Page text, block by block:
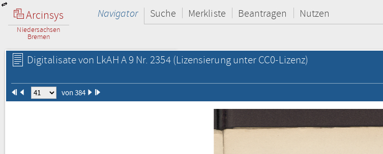
Arcinsys
Niedersachsen
Bremen
Navigator Suche Merkliste Beantragen Nutzen
Digitalisate von LkAH A 9 Nr. 2354(Lizensierung unter CC0-Lizenz)
von 384